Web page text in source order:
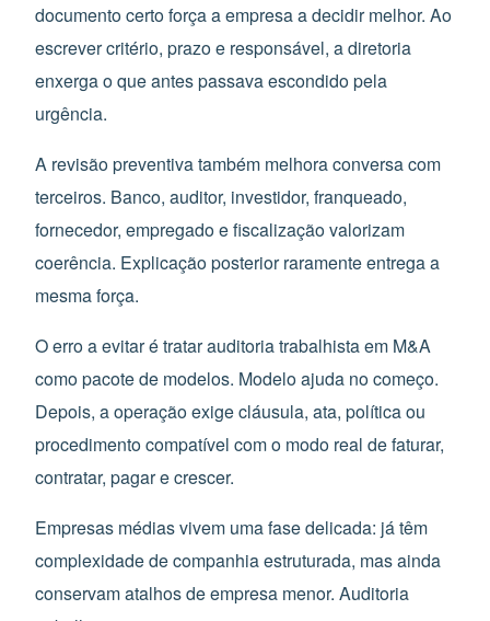
documento certo força a empresa a decidir melhor. Ao
escrever critério, prazo e responsável, a diretoria
enxerga o que antes passava escondido pela
urgência.
A revisão preventiva também melhora conversa com
terceiros. Banco, auditor, investidor, franqueado,
fornecedor, empregado e fiscalização valorizam
coerência. Explicação posterior raramente entrega a
mesma força.
O erro a evitar é tratar auditoria trabalhista em M&A
como pacote de modelos. Modelo ajuda no começo.
Depois, a operação exige cláusula, ata, política ou
procedimento compatível com o modo real de faturar,
contratar, pagar e crescer.
Empresas médias vivem uma fase delicada: já têm
complexidade de companhia estruturada, mas ainda
conservam atalhos de empresa menor. Auditoria